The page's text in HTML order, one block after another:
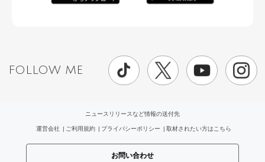
FOLLOW ME
ニュースリリースなど情報の送付先
運営会社 ご利用規約 プライバシーポリシー 取材されたい方はこちら
お問い合わせ